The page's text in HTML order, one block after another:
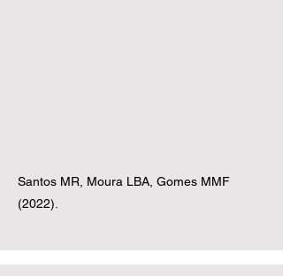
Santos MR, Moura LBA, Gomes MMF
(2022).